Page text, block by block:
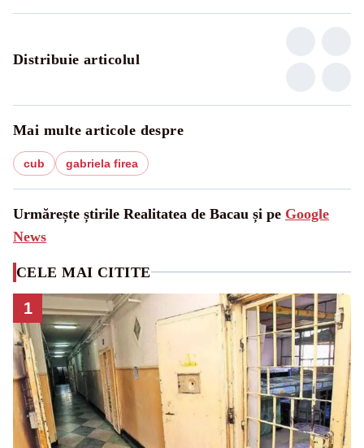
Distribuie articolul
Mai multe articole despre
cub gabriela firea
Urmărește știrile Realitatea de Bacau și pe Google
News
CELE MAI CITITE
1